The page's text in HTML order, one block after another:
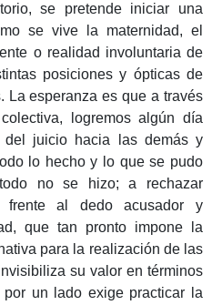
se pretende iniciar una
se vive la maternidad, el
o realidad involuntaria de
posiciones y ópticas de
La esperanza es que a través
logremos algún día
juicio hacia las demás y
lo hecho y lo que se pudo
no se hizo; a rechazar
frente al dedo acusador y
que tan pronto impone la
para la realización de las
su valor en términos
un lado exige practicar la